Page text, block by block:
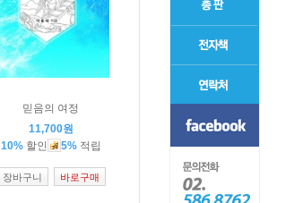
믿음의 여정
11,700원
10% 할인 5% 적립
장바구니 바로구매